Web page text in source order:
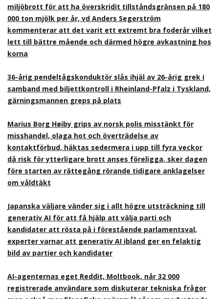
miljöbrott för att ha överskridit tillståndsgränsen på 180
000 ton mjölk per år, vd Anders Segerström
kommenterar att det varit ett extremt bra foderår vilket
lett till bättre mående och därmed högre avkastning hos
korna
36-årig pendeltågskonduktör slås ihjäl av 26-årig grek i
samband med biljettkontroll i Rheinland-Pfalz i Tyskland,
gärningsmannen greps på plats
Marius Borg Høiby grips av norsk polis misstänkt för
misshandel, olaga hot och överträdelse av
kontaktförbud, häktas sedermera i upp till fyra veckor
då risk för ytterligare brott anses föreligga, sker dagen
före starten av rättegång rörande tidigare anklagelser
om våldtäkt
Japanska väljare vänder sig i allt högre utsträckning till
generativ AI för att få hjälp att välja parti och
kandidater att rösta på i förestående parlamentsval,
experter varnar att generativ AI ibland ger en felaktig
bild av partier och kandidater
AI-agenternas eget Reddit, Moltbook, når 32 000
registrerade användare som diskuterar tekniska frågor